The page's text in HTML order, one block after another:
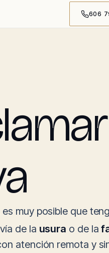
606
muy posible que
de la usura o de la
atención remota y